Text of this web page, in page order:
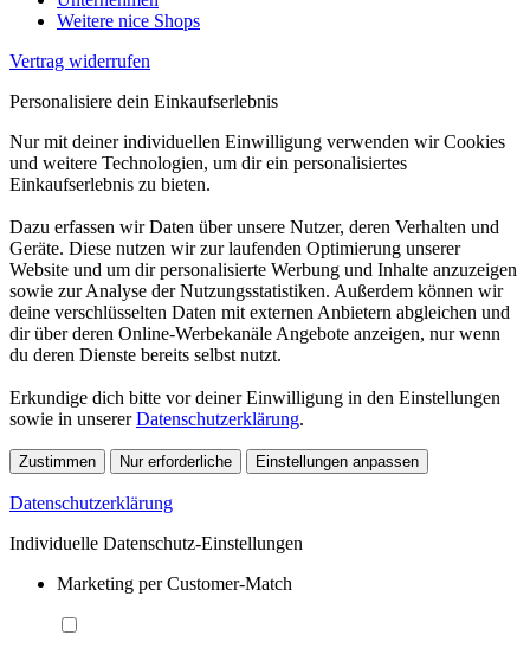
Weitere nice Shops
Vertrag widerrufen
Personalisiere dein Einkaufserlebnis
Nur mit deiner individuellen Einwilligung verwenden wir Cookies
und weitere Technologien, um dir ein personalisiertes
Einkaufserlebnis zu bieten.
Dazu erfassen wir Daten über unsere Nutzer, deren Verhalten und
Geräte. Diese nutzen wir zur laufenden Optimierung unserer
Website und um dir personalisierte Werbung und Inhalte anzuzeigen
sowie zur Analyse der Nutzungsstatistiken. Außerdem können wir
deine verschlüsselten Daten mit externen Anbietern abgleichen und
dir über deren Online-Werbekanäle Angebote anzeigen, nur wenn
du deren Dienste bereits selbst nutzt.
Erkundige dich bitte vor deiner Einwilligung in den Einstellungen
sowie in unsererDatenschutzerklärung.
Zustimmen Nur erforderliche Einstellungen anpassen
Datenschutzerklärung
Individuelle Datenschutz-Einstellungen
Marketing per Customer-Match